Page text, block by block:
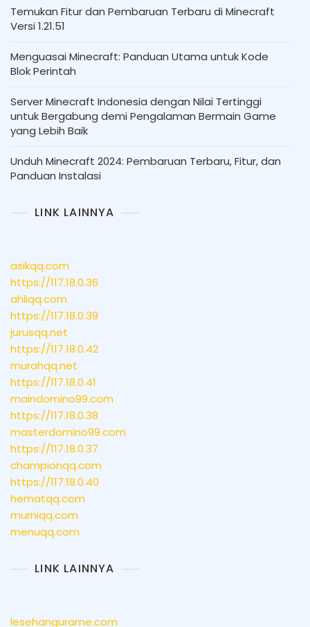
Temukan Fitur dan Pembaruan Terbaru di Minecraft
Versi 1.21.51
Menguasai Minecraft: Panduan Utama untuk Kode
Blok Perintah
Server Minecraft Indonesia dengan Nilai Tertinggi
untuk Bergabung demi Pengalaman Bermain Game
yang Lebih Baik
Unduh Minecraft 2024: Pembaruan Terbaru, Fitur, dan
Panduan Instalasi
LINK LAINNYA
asikqq.com
https://117.18.0.36
ahliqq.com
https://117.18.0.39
jurusqq.net
https://117.18.0.42
murahqq.net
https://117.18.0.41
maindomino99.com
https://117.18.0.38
masterdomino99.com
https://117.18.0.37
championqq.com
https://117.18.0.40
hematqq.com
murniqq.com
menuqq.com
LINK LAINNYA
lesehangurame.com